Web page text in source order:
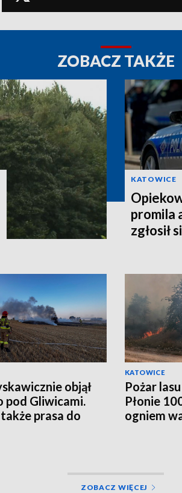
ZOBACZ TAKŻE
KATOWICE
promila
zgłosił
objął
pod Gliwicami.
także prasa do
KATOWICE
Pożar
Płonie
ogniem
ZOBACZ WIĘCEJ